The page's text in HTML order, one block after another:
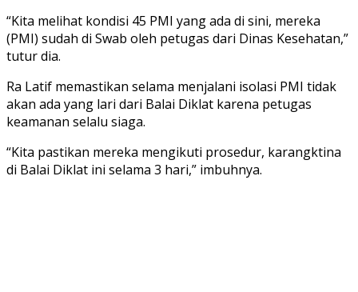
“Kita melihat kondisi 45 PMI yang ada di sini, mereka
(PMI) sudah di Swab oleh petugas dari Dinas Kesehatan,”
tutur dia.
Ra Latif memastikan selama menjalani isolasi PMI tidak
akan ada yang lari dari Balai Diklat karena petugas
keamanan selalu siaga.
“Kita pastikan mereka mengikuti prosedur, karangktina
di Balai Diklat ini selama 3 hari,” imbuhnya.